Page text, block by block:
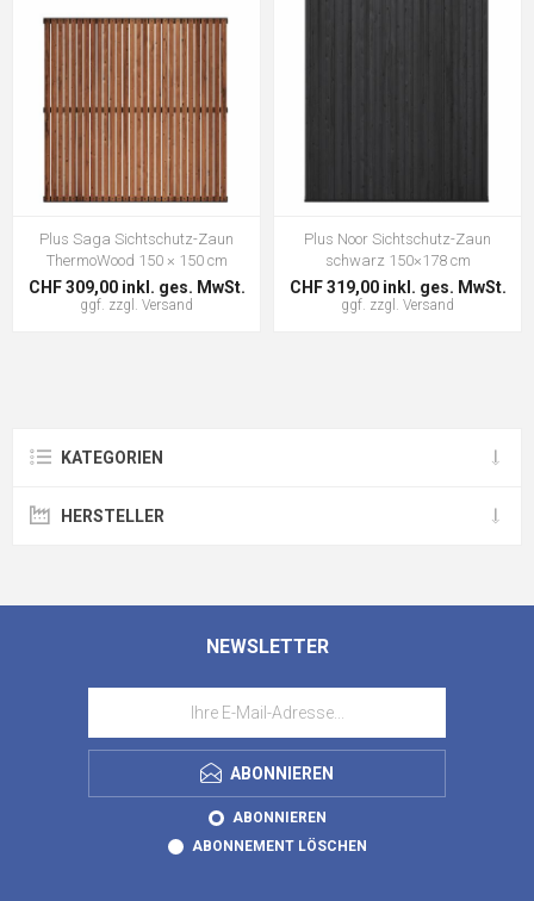
Plus Saga Sichtschutz-Zaun
ThermoWood 150 × 150 cm
CHF 309,00 inkl. ges. MwSt.
ggf. zzgl. Versand
Plus Noor Sichtschutz-Zaun
schwarz 150×178 cm
CHF 319,00 inkl. ges. MwSt.
ggf. zzgl. Versand
KATEGORIEN
HERSTELLER
NEWSLETTER
ABONNIEREN
ABONNIEREN
ABONNEMENT LÖSCHEN